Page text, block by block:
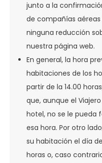
junto a la
de compañías
ninguna reducción
nuestra página web.
En general, la hora
habitaciones de los
partir de la 14.00
que, aunque el
hotel, no se le pueda
esa hora. Por otro
su habitación el día
horas o, caso